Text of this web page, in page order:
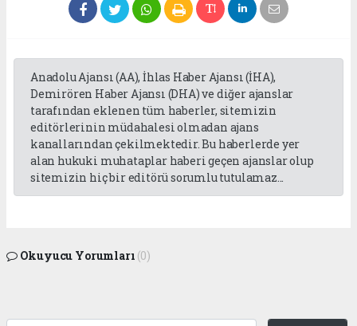
Anadolu Ajansı (AA), İhlas Haber Ajansı (İHA),
Demirören Haber Ajansı (DHA) ve diğer ajanslar
tarafından eklenen tüm haberler, sitemizin
editörlerinin müdahalesi olmadan ajans
kanallarından çekilmektedir. Bu haberlerde yer
alan hukuki muhataplar haberi geçen ajanslar olup
sitemizin hiç bir editörü sorumlu tutulamaz...
Okuyucu Yorumları (0)